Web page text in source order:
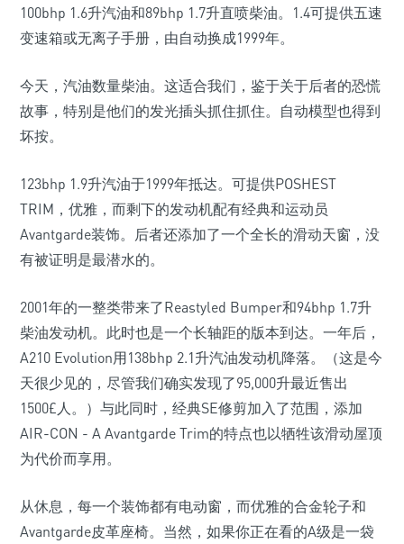
100bhp 1.6升汽油和89bhp 1.7升直喷柴油。1.4可提供五速
变速箱或无离子手册，由自动换成1999年。
今天，汽油数量柴油。这适合我们，鉴于关于后者的恐慌
故事，特别是他们的发光插头抓住抓住。自动模型也得到
坏按。
123bhp 1.9升汽油于1999年抵达。可提供POSHEST
TRIM，优雅，而剩下的发动机配有经典和运动员
Avantgarde装饰。后者还添加了一个全长的滑动天窗，没
有被证明是最潜水的。
2001年的一整类带来了Reastyled Bumper和94bhp 1.7升
柴油发动机。此时也是一个长轴距的版本到达。一年后，
A210 Evolution用138bhp 2.1升汽油发动机降落。（这是今
天很少见的，尽管我们确实发现了95,000升最近售出
1500£人。）与此同时，经典SE修剪加入了范围，添加
AIR-CON - A Avantgarde Trim的特点也以牺牲该滑动屋顶
为代价而享用。
从休息，每一个装饰都有电动窗，而优雅的合金轮子和
Avantgarde皮革座椅。当然，如果你正在看的A级是一袋